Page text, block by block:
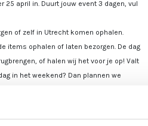
25 april in. Duurt jouw event 3 dagen, vul
of zelf in Utrecht komen ophalen.
items ophalen of laten bezorgen. De dag
of halen wij het voor je op! Valt
in het weekend? Dan plannen we
en op maandag weer opgehaald. De
zaterdag of zondag en we zijn dan ook